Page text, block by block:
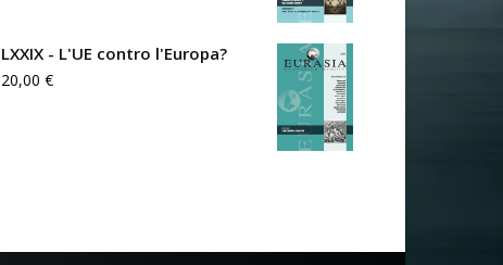
LXXIX - L'UE contro l'Europa?
20,00 €